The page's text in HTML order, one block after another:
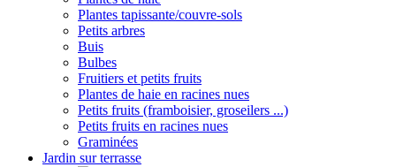
Plantes tapissante/couvre-sols
Petits arbres
Buis
Bulbes
Fruitiers et petits fruits
Plantes de haie en racines nues
Petits fruits (framboisier, groseilers ...)
Petits fruits en racines nues
Graminées
Jardin sur terrasse